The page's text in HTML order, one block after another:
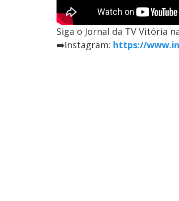
Siga o Jornal da TV Vitória
➡️Instagram: https://